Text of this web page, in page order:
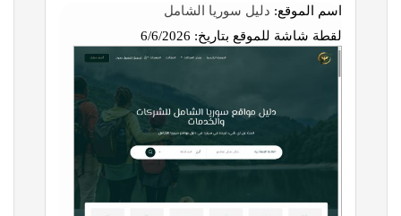
اسم الموقع: دليل سوريا الشامل
لقطة شاشة للموقع بتاريخ: